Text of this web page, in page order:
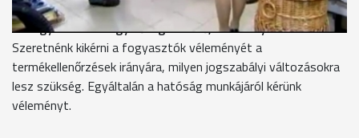
Szilágyi Ildikó felügyelőség-vezető, Kormányhivatal
Szeretnénk kikérni a fogyasztók véleményét a
termékellenőrzések irányára, milyen jogszabályi változásokra
lesz szükség. Egyáltalán a hatóság munkájáról kérünk
véleményt.